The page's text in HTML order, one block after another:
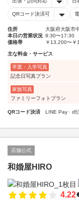
QRコード決済可
住所
大阪府大阪市
本日の営業状況 9:30〜17:30
価格帯
￥13,200〜￥
主な料金・サービス
卒業・入学写真
記念日写真プラン
家族写真
ファミリーフォトプラン
QRコード決済 LINE Pay d
店舗公式
和婚屋HIRO
4.22